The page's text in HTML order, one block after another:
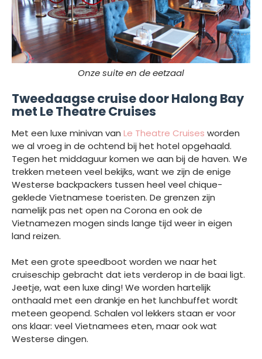
Onze suite en de eetzaal
Tweedaagse cruise door Halong Bay
met Le Theatre Cruises
Met een luxe minivan van Le Theatre Cruises worden
we al vroeg in de ochtend bij het hotel opgehaald.
Tegen het middaguur komen we aan bij de haven. We
trekken meteen veel bekijks, want we zijn de enige
Westerse backpackers tussen heel veel chique-
geklede Vietnamese toeristen. De grenzen zijn
namelijk pas net open na Corona en ook de
Vietnamezen mogen sinds lange tijd weer in eigen
land reizen.
Met een grote speedboot worden we naar het
cruiseschip gebracht dat iets verderop in de baai ligt.
Jeetje, wat een luxe ding! We worden hartelijk
onthaald met een drankje en het lunchbuffet wordt
meteen geopend. Schalen vol lekkers staan er voor
ons klaar: veel Vietnamees eten, maar ook wat
Westerse dingen.